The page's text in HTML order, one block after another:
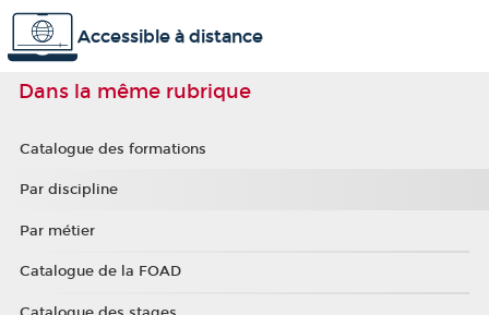
Accessible à distance
Dans la même rubrique
Catalogue des formations
Par discipline
Par métier
Catalogue de la FOAD